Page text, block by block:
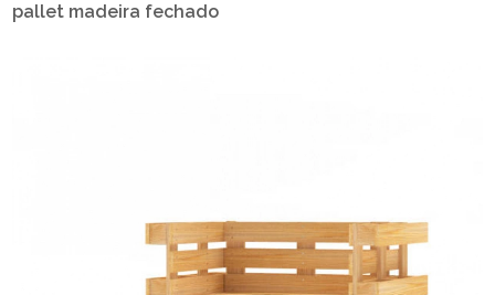
pallet madeira fechado